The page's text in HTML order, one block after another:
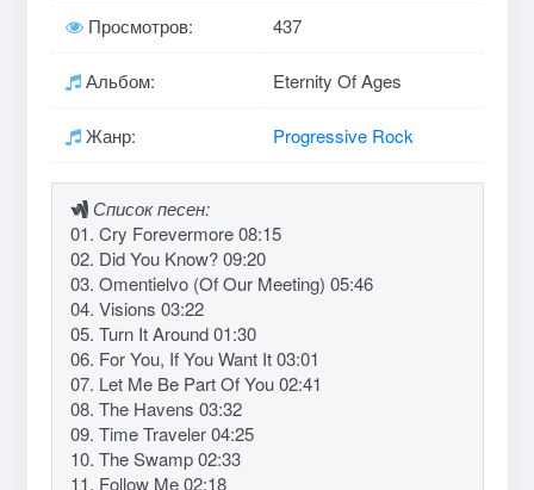
Просмотров: 437
Альбом: Eternity Of Ages
Жанр: Progressive Rock
Список песен:
01. Cry Forevermore 08:15
02. Did You Know? 09:20
03. Omentielvo (Of Our Meeting) 05:46
04. Visions 03:22
05. Turn It Around 01:30
06. For You, If You Want It 03:01
07. Let Me Be Part Of You 02:41
08. The Havens 03:32
09. Time Traveler 04:25
10. The Swamp 02:33
11. Follow Me 02:18